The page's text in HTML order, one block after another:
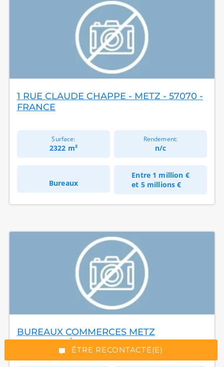
*Champs obligatoires
“Excellent”, 165 avis
ÊTRE RECONTACTÉ(E)
1 RUE CLAUDE CHAPPE - METZ - 57070 -
FRANCE
Surface:
2322 m²
Rendement:
n/c
Bureaux
Entre 1 million €
et 5 millions €
BUREAUX COMMERCES METZ
SOLIDARITÉ